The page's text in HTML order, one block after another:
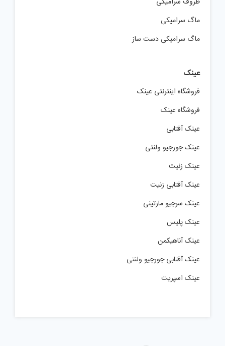
ماگ سرامیکی
ماگ سرامیکی دست ساز
عینک
فروشگاه اینترنتی عینک
فروشگاه عینک
عینک آفتابی
عینک جورجیو ولنتی
عینک زنیت
عینک آفتابی زنیت
عینک سرجیو مارتینی
عینک پلیس
عینک آناهیکمن
عینک آفتابی جورجیو ولنتی
عینک اسپریت